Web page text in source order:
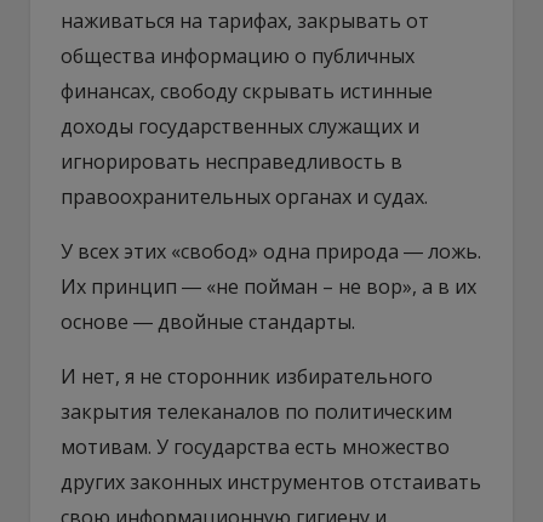
наживаться на тарифах, закрывать от
общества информацию о публичных
финансах, свободу скрывать истинные
доходы государственных служащих и
игнорировать несправедливость в
правоохранительных органах и судах.
У всех этих «свобод» одна природа ― ложь.
Их принцип ― «не пойман – не вор», а в их
основе ― двойные стандарты.
И нет, я не сторонник избирательного
закрытия телеканалов по политическим
мотивам. У государства есть множество
других законных инструментов отстаивать
свою информационную гигиену и